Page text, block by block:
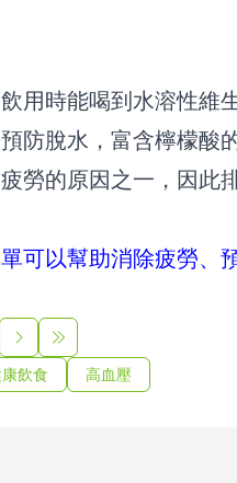
用時能喝到水溶性維
防脫水，富含檸檬酸
勞的原因之一，因此
可以幫助消除疲勞、
飲食
高血壓